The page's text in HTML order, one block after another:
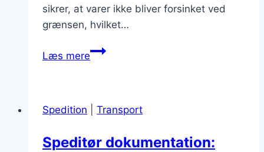
sikrer, at varer ikke bliver forsinket ved
grænsen, hvilket…
Læs mereToldbehandling
nødvendig
Spedition Transport
Speditør dokumentation: